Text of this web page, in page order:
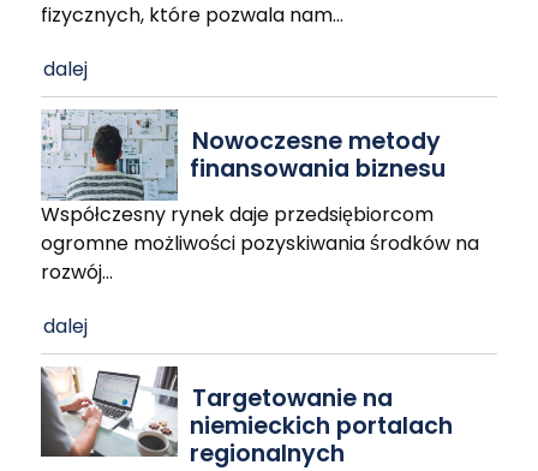
fizycznych, które pozwala nam…
dalej
Nowoczesne metody
finansowania biznesu
Współczesny rynek daje przedsiębiorcom
ogromne możliwości pozyskiwania środków na
rozwój…
dalej
Targetowanie na
niemieckich portalach
regionalnych